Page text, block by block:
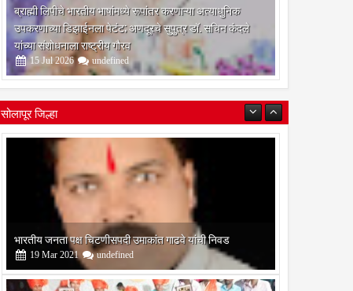
ब्राह्मी लिपीचे भारतीय भाषांमध्ये रूपांतर करणाऱ्या अत्याधुनिक
उपकरणाच्या डिझाईनला पेटंट; अणदूरचे सुपुत्र डॉ. सचिन कंदले
यांच्या संशोधनाला राष्ट्रीय गौरव
15 Jul 2026 undefined
सोलापूर जिल्हा
बोरेगाव येथे कांचन फौंडेशन शाखेचे उद्घाटन
13 Mar 2021 undefined